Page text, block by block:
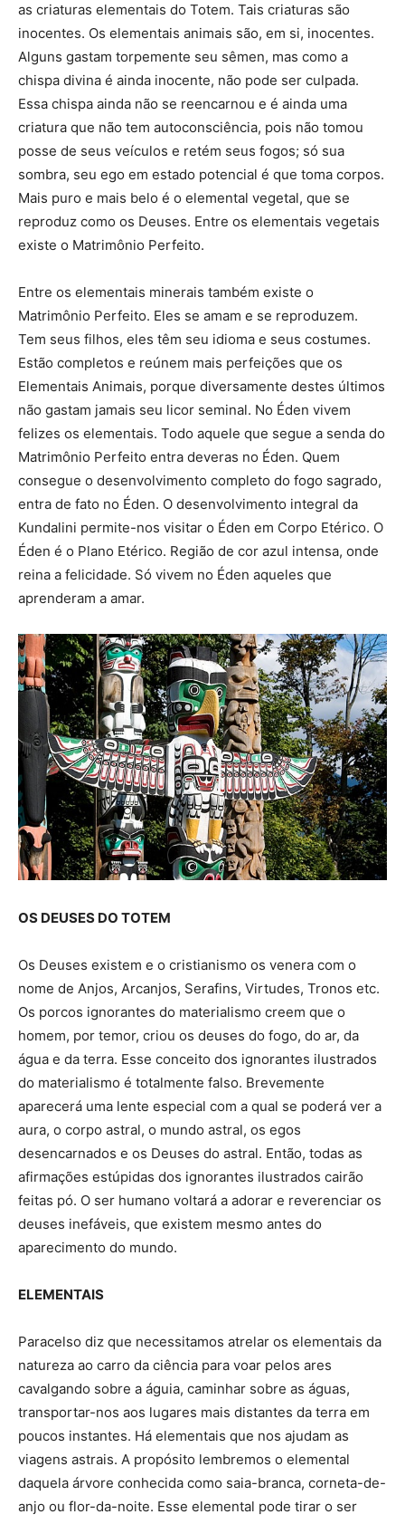
as criaturas elementais do Totem. Tais criaturas são
inocentes. Os elementais animais são, em si, inocentes.
Alguns gastam torpemente seu sêmen, mas como a
chispa divina é ainda inocente, não pode ser culpada.
Essa chispa ainda não se reencarnou e é ainda uma
criatura que não tem autoconsciência, pois não tomou
posse de seus veículos e retém seus fogos; só sua
sombra, seu ego em estado potencial é que toma corpos.
Mais puro e mais belo é o elemental vegetal, que se
reproduz como os Deuses. Entre os elementais vegetais
existe o Matrimônio Perfeito.
Entre os elementais minerais também existe o
Matrimônio Perfeito. Eles se amam e se reproduzem.
Tem seus filhos, eles têm seu idioma e seus costumes.
Estão completos e reúnem mais perfeições que os
Elementais Animais, porque diversamente destes últimos
não gastam jamais seu licor seminal. No Éden vivem
felizes os elementais. Todo aquele que segue a senda do
Matrimônio Perfeito entra deveras no Éden. Quem
consegue o desenvolvimento completo do fogo sagrado,
entra de fato no Éden. O desenvolvimento integral da
Kundalini permite-nos visitar o Éden em Corpo Etérico. O
Éden é o Plano Etérico. Região de cor azul intensa, onde
reina a felicidade. Só vivem no Éden aqueles que
aprenderam a amar.
OS DEUSES DO TOTEM
Os Deuses existem e o cristianismo os venera com o
nome de Anjos, Arcanjos, Serafins, Virtudes, Tronos etc.
Os porcos ignorantes do materialismo creem que o
homem, por temor, criou os deuses do fogo, do ar, da
água e da terra. Esse conceito dos ignorantes ilustrados
do materialismo é totalmente falso. Brevemente
aparecerá uma lente especial com a qual se poderá ver a
aura, o corpo astral, o mundo astral, os egos
desencarnados e os Deuses do astral. Então, todas as
afirmações estúpidas dos ignorantes ilustrados cairão
feitas pó. O ser humano voltará a adorar e reverenciar os
deuses inefáveis, que existem mesmo antes do
aparecimento do mundo.
ELEMENTAIS
Paracelso diz que necessitamos atrelar os elementais da
natureza ao carro da ciência para voar pelos ares
cavalgando sobre a águia, caminhar sobre as águas,
transportar-nos aos lugares mais distantes da terra em
poucos instantes. Há elementais que nos ajudam as
viagens astrais. A propósito lembremos o elemental
daquela árvore conhecida como saia-branca, corneta-de-
anjo ou flor-da-noite. Esse elemental pode tirar o ser